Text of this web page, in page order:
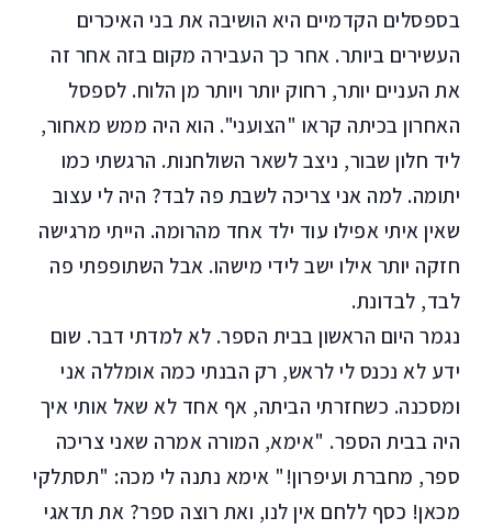
בספסלים הקדמיים היא הושיבה את בני האיכרים
העשירים ביותר. אחר כך העבירה מקום בזה אחר זה
את העניים יותר, רחוק יותר ויותר מן הלוח. לספסל
האחרון בכיתה קראו "הצועני". הוא היה ממש מאחור,
ליד חלון שבור, ניצב לשאר השולחנות. הרגשתי כמו
יתומה. למה אני צריכה לשבת פה לבד? היה לי עצוב
שאין איתי אפילו עוד ילד אחד מהרומה. הייתי מרגישה
חזקה יותר אילו ישב לידי מישהו. אבל השתופפתי פה
לבד, לבדונת.
נגמר היום הראשון בבית הספר. לא למדתי דבר. שום
ידע לא נכנס לי לראש, רק הבנתי כמה אומללה אני
ומסכנה. כשחזרתי הביתה, אף אחד לא שאל אותי איך
היה בבית הספר. "אימא, המורה אמרה שאני צריכה
ספר, מחברת ועיפרון!" אימא נתנה לי מכה: "תסתלקי
מכאן! כסף ללחם אין לנו, ואת רוצה ספר? את תדאגי